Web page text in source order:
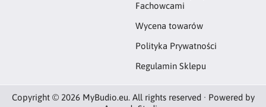
Fachowcami
Wycena towarów
Polityka Prywatności
Regulamin Sklepu
Copyright © 2026 MyBudio.eu. All rights reserved · Powered by